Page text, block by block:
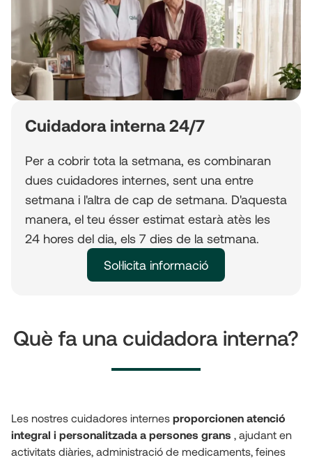
Cuidadora interna 24/7
Per a cobrir tota la setmana, es combinaran
dues cuidadores internes, sent una entre
setmana i l'altra de cap de setmana. D'aquesta
manera, el teu ésser estimat estarà atès les
24 hores del dia, els 7 dies de la setmana.
Sol·licita informació
Què fa una cuidadora interna?
Les nostres cuidadores internes proporcionen atenció
integral i personalitzada a persones grans , ajudant en
activitats diàries, administració de medicaments, feines